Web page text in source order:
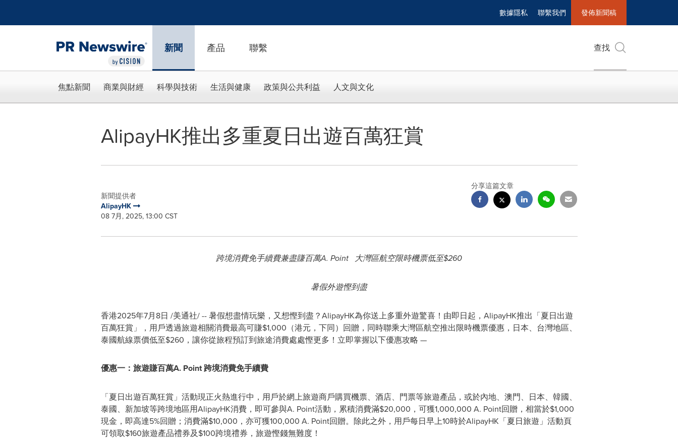
數據隱私 聯繫我們 發佈新聞稿
新聞 產品 聯繫 查找
焦點新聞 商業與財經 科學與技術 生活與健康 政策與公共利益 人文與文化
AlipayHK推出多重夏日出遊百萬狂賞
新聞提供者
AlipayHK
08 7月, 2025, 13:00 CST
分享這篇文章
跨境消費免手續費兼盡賺百萬A. Point 大灣區航空限時機票低至$260
暑假外遊慳到盡
香港2025年7月8日 /美通社/ -- 暑假想盡情玩樂，又想慳到盡？AlipayHK為你送上多重外遊驚喜！由即日起，AlipayHK推出「夏日出遊
百萬狂賞」，用戶透過旅遊相關消費最高可賺$1,000（港元，下同）回贈，同時聯乘大灣區航空推出限時機票優惠，日本、 台灣地區、
泰國航線票價低至$260，讓你從旅程預訂到旅途消費處處慳更多！立即掌握以下優惠攻略 —
優惠一：旅遊賺百萬A. Point跨境消費免手續費
「夏日出遊百萬狂賞」活動現正火熱進行中，用戶於網上旅遊商戶購買機票、酒店、門票等旅遊產品，或於內地、澳門、日本、韓國、
泰國、新加坡等跨境地區用AlipayHK消費，即可參與A. Point活動，累積消費滿$20,000，可獲1,000,000 A. Point回贈，相當於$1,000
現金，即高達5%回贈；消費滿$10,000，亦可獲100,000 A. Point回贈。除此之外，用戶每日早上10時於AlipayHK「夏日旅遊」活動頁
可領取$160旅遊產品禮券及$100跨境禮券，旅遊慳錢無難度！